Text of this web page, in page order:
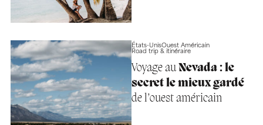
États-UnisOuest Américain
Road trip & itinéraire
Voyage auNevada : le
secret le mieux gardé
de l’ouest américain